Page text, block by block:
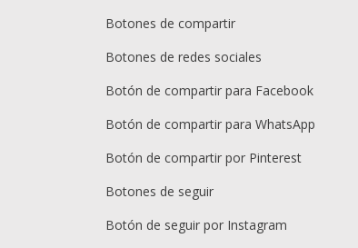
Botones de compartir
Botones de redes sociales
Botón de compartir para Facebook
Botón de compartir para WhatsApp
Botón de compartir por Pinterest
Botones de seguir
Botón de seguir por Instagram